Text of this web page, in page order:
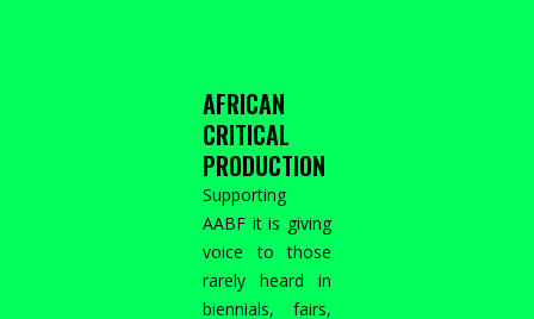
AFRICAN
CRITICAL
PRODUCTION
Supporting
AABF it is giving
voice to those
rarely heard in
biennials, fairs,